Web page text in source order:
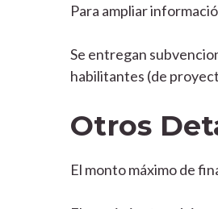
Para ampliar
Se entregan
habilitantes (de
Otros
El monto máximo de